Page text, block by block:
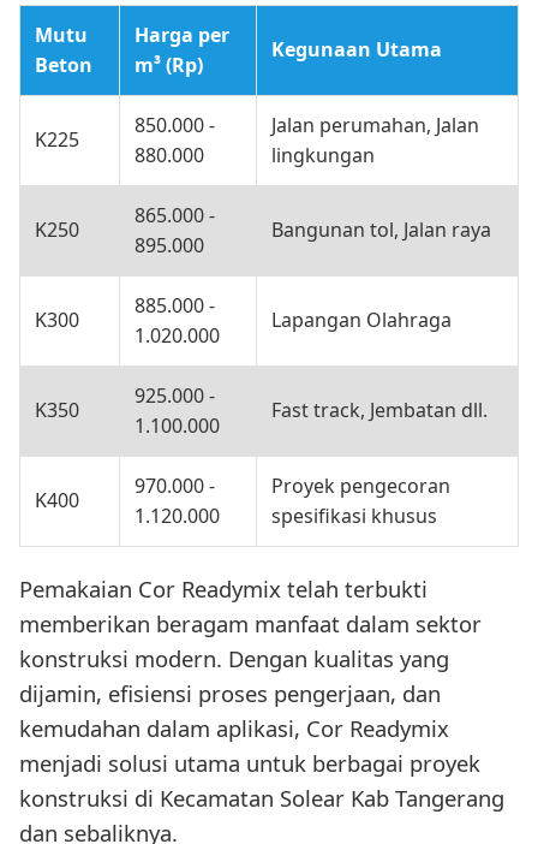
Mutu
Beton
Harga per
m³ (Rp)
Kegunaan Utama
K225
850.000 -
880.000
Jalan perumahan, Jalan
lingkungan
K250
865.000 -
895.000
Bangunan tol, Jalan raya
K300
885.000 -
1.020.000
Lapangan Olahraga
K350
925.000 -
1.100.000
Fast track, Jembatan dll.
K400
970.000 -
1.120.000
Proyek pengecoran
spesifikasi khusus
Pemakaian Cor Readymix telah terbukti
memberikan beragam manfaat dalam sektor
konstruksi modern. Dengan kualitas yang
dijamin, efisiensi proses pengerjaan, dan
kemudahan dalam aplikasi, Cor Readymix
menjadi solusi utama untuk berbagai proyek
konstruksi di Kecamatan Solear Kab Tangerang
dan sebaliknya.